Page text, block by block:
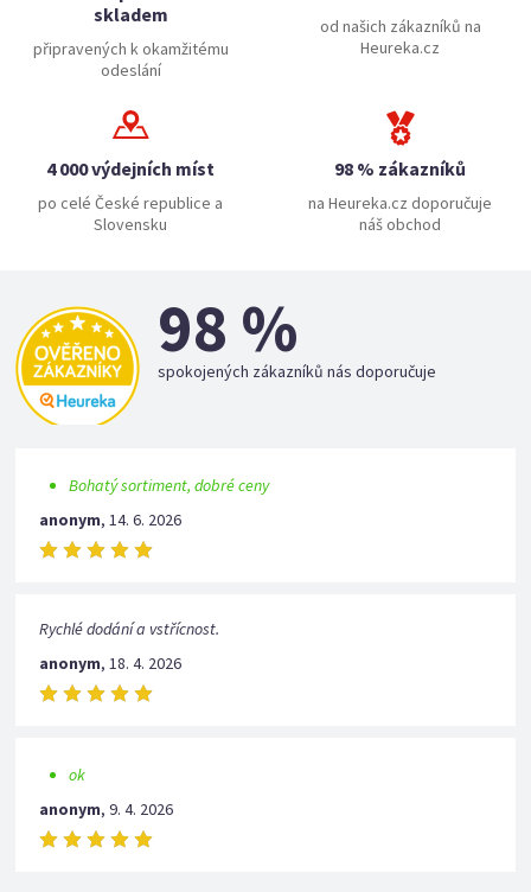
skladem
připravených k okamžitému
odeslání
od našich zákazníků na
Heureka.cz
4 000 výdejních míst
po celé České republice a
Slovensku
98 % zákazníků
na Heureka.cz doporučuje
náš obchod
98 %
spokojených zákazníků nás doporučuje
Bohatý sortiment, dobré ceny
anonym,14. 6. 2026
Rychlé dodání a vstřícnost.
anonym,18. 4. 2026
ok
anonym,9. 4. 2026